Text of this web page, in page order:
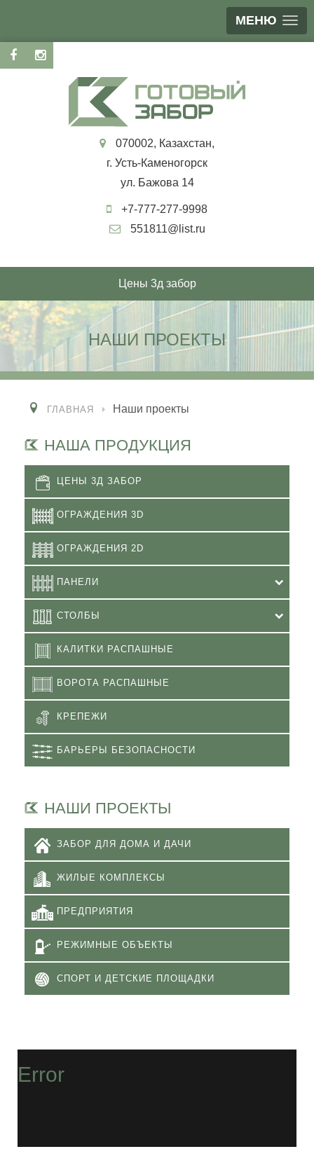
МЕНЮ
070002, Казахстан,
г. Усть-Каменогорск
ул. Бажова 14
+7-777-277-9998
551811@list.ru
Цены 3д забор
НАШИ ПРОЕКТЫ
ГЛАВНАЯ Наши проекты
НАША ПРОДУКЦИЯ
ЦЕНЫ 3Д ЗАБОР
ОГРАЖДЕНИЯ 3D
ОГРАЖДЕНИЯ 2D
ПАНЕЛИ
СТОЛБЫ
КАЛИТКИ РАСПАШНЫЕ
ВОРОТА РАСПАШНЫЕ
КРЕПЕЖИ
БАРЬЕРЫ БЕЗОПАСНОСТИ
НАШИ ПРОЕКТЫ
ЗАБОР ДЛЯ ДОМА И ДАЧИ
ЖИЛЫЕ КОМПЛЕКСЫ
ПРЕДПРИЯТИЯ
РЕЖИМНЫЕ ОБЪЕКТЫ
СПОРТ И ДЕТСКИЕ ПЛОЩАДКИ
Error